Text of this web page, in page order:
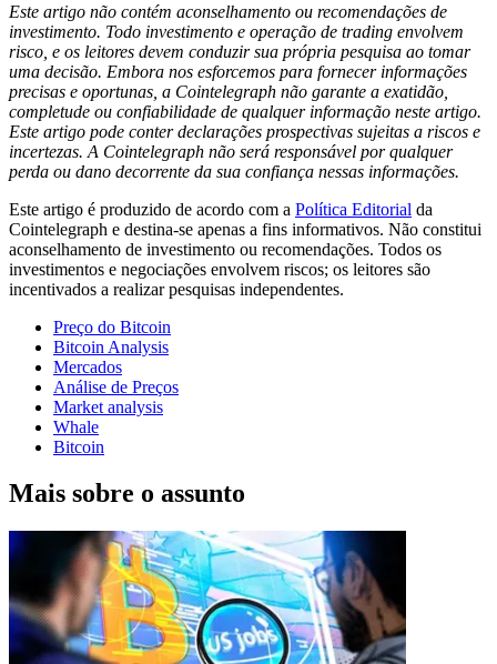
Este artigo não contém aconselhamento ou recomendações de
investimento. Todo investimento e operação de trading envolvem
risco, e os leitores devem conduzir sua própria pesquisa ao tomar
uma decisão. Embora nos esforcemos para fornecer informações
precisas e oportunas, a Cointelegraph não garante a exatidão,
completude ou confiabilidade de qualquer informação neste artigo.
Este artigo pode conter declarações prospectivas sujeitas a riscos e
incertezas. A Cointelegraph não será responsável por qualquer
perda ou dano decorrente da sua confiança nessas informações.
Este artigo é produzido de acordo com a Política Editorial da
Cointelegraph e destina-se apenas a fins informativos. Não constitui
aconselhamento de investimento ou recomendações. Todos os
investimentos e negociações envolvem riscos; os leitores são
incentivados a realizar pesquisas independentes.
Preço do Bitcoin
Bitcoin Analysis
Mercados
Análise de Preços
Market analysis
Whale
Bitcoin
Mais sobre o assunto